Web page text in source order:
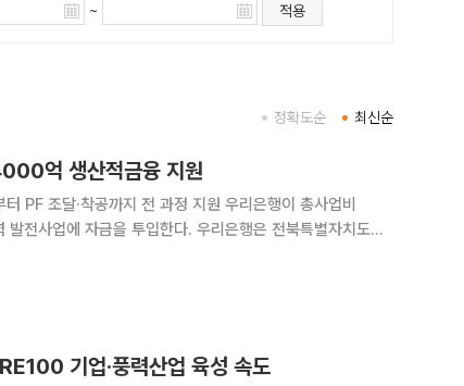
~ 적용
최신순
정확도순
억 생산적금융 지원
착공까지 전 과정 지원 우리은행이 총사업비
투입한다. 우리은행은 전북특별자치도청
기업·풍력산업 육성 속도